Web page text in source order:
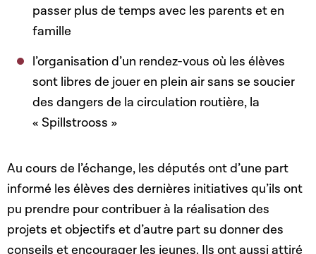
passer plus de temps avec les parents et en
famille
l’organisation d’un rendez-vous où les élèves
sont libres de jouer en plein air sans se soucier
des dangers de la circulation routière, la
« Spillstrooss »
Au cours de l’échange, les députés ont d’une part
informé les élèves des dernières initiatives qu’ils ont
pu prendre pour contribuer à la réalisation des
projets et objectifs et d’autre part su donner des
conseils et encourager les jeunes. Ils ont aussi attiré